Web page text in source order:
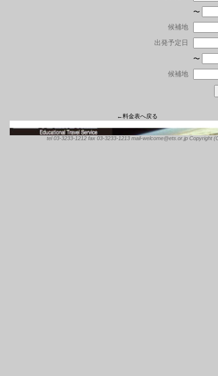
〜
候補地
出発予定日
〜
候補地
←料金表へ戻る
tel 03-3233-1212 fax 03-3233-1213 mail-welcome@ets.or.jp Copyright